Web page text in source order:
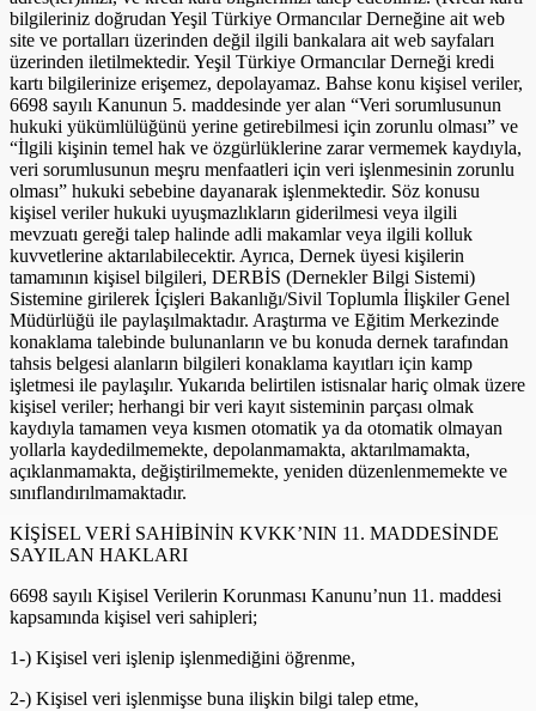
bilgileriniz doğrudan Yeşil Türkiye Ormancılar Derneğine ait web
site ve portalları üzerinden değil ilgili bankalara ait web sayfaları
üzerinden iletilmektedir. Yeşil Türkiye Ormancılar Derneği kredi
kartı bilgilerinize erişemez, depolayamaz. Bahse konu kişisel veriler,
6698 sayılı Kanunun 5. maddesinde yer alan “Veri sorumlusunun
hukuki yükümlülüğünü yerine getirebilmesi için zorunlu olması” ve
“İlgili kişinin temel hak ve özgürlüklerine zarar vermemek kaydıyla,
veri sorumlusunun meşru menfaatleri için veri işlenmesinin zorunlu
olması” hukuki sebebine dayanarak işlenmektedir. Söz konusu
kişisel veriler hukuki uyuşmazlıkların giderilmesi veya ilgili
mevzuatı gereği talep halinde adli makamlar veya ilgili kolluk
kuvvetlerine aktarılabilecektir. Ayrıca, Dernek üyesi kişilerin
tamamının kişisel bilgileri, DERBİS (Dernekler Bilgi Sistemi)
Sistemine girilerek İçişleri Bakanlığı/Sivil Toplumla İlişkiler Genel
Müdürlüğü ile paylaşılmaktadır. Araştırma ve Eğitim Merkezinde
konaklama talebinde bulunanların ve bu konuda dernek tarafından
tahsis belgesi alanların bilgileri konaklama kayıtları için kamp
işletmesi ile paylaşılır. Yukarıda belirtilen istisnalar hariç olmak üzere
kişisel veriler; herhangi bir veri kayıt sisteminin parçası olmak
kaydıyla tamamen veya kısmen otomatik ya da otomatik olmayan
yollarla kaydedilmemekte, depolanmamakta, aktarılmamakta,
açıklanmamakta, değiştirilmemekte, yeniden düzenlenmemekte ve
sınıflandırılmamaktadır.
KİŞİSEL VERİ SAHİBİNİN KVKK’NIN 11. MADDESİNDE
SAYILAN HAKLARI
6698 sayılı Kişisel Verilerin Korunması Kanunu’nun 11. maddesi
kapsamında kişisel veri sahipleri;
1-) Kişisel veri işlenip işlenmediğini öğrenme,
2-) Kişisel veri işlenmişse buna ilişkin bilgi talep etme,